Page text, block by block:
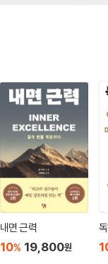
내면 근력
10% 19,800원